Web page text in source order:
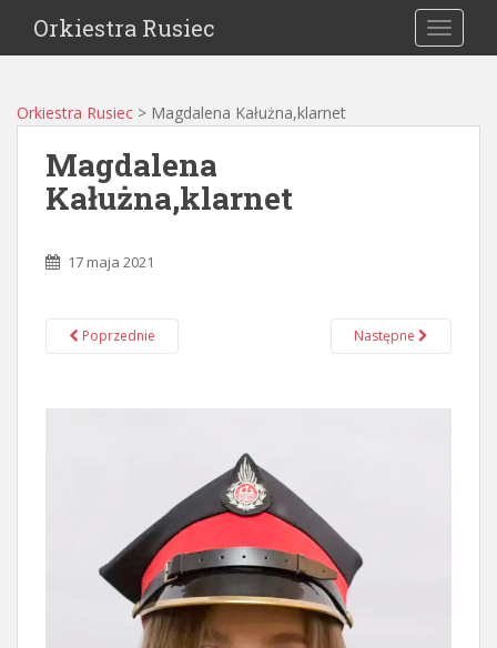
Orkiestra Rusiec
Orkiestra Rusiec > Magdalena Kałużna,klarnet
Magdalena
Kałużna,klarnet
17 maja 2021
Poprzednie Następne